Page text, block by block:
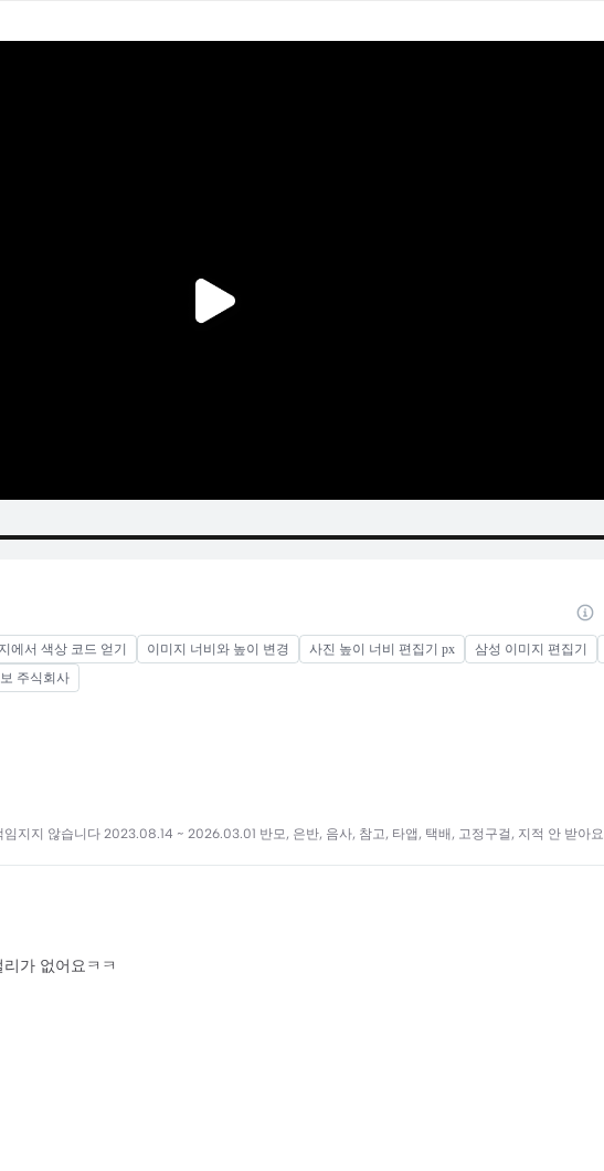
에서 색상 코드 얻기 이미지 너비와 높이 변경 사진 높이 너비 편집기 px 삼성 이미지 편집기
주식회사
지지 않습니다 2023.08.14 ~ 2026.03.01 반모, 은반, 음사, 참고, 타앱, 택배, 고정구걸, 지적 안 받아요
가 없어요ㅋㅋ